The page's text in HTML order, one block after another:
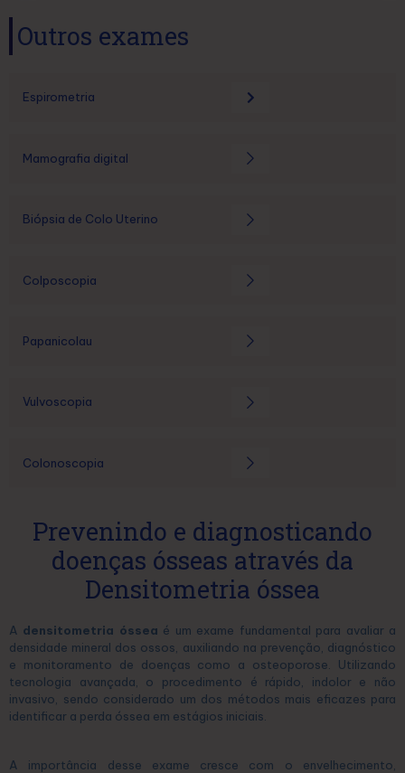
Outros exames
Espirometria
Mamografia digital
Biópsia de Colo Uterino
Colposcopia
Papanicolau
Vulvoscopia
Colonoscopia
Prevenindo e diagnosticando
doenças ósseas através da
Densitometria óssea
A densitometria óssea é um exame fundamental para avaliar a
densidade mineral dos ossos, auxiliando na prevenção, diagnóstico
e monitoramento de doenças como a osteoporose. Utilizando
tecnologia avançada, o procedimento é rápido, indolor e não
invasivo, sendo considerado um dos métodos mais eficazes para
identificar a perda óssea em estágios iniciais.
A importância desse exame cresce com o envelhecimento,